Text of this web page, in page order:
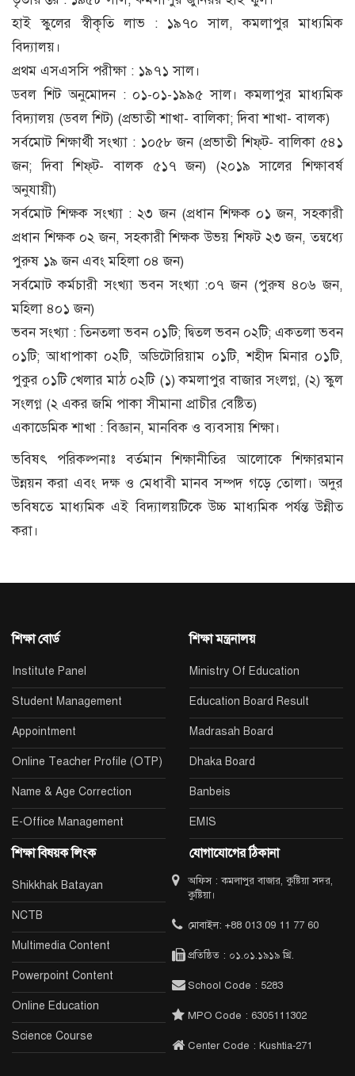
হাই স্কুলের স্বীকৃতি লাভ : ১৯৭০ সাল, কমলাপুর মাধ্যমিক
বিদ্যালয়।
প্রথম এসএসসি পরীক্ষা : ১৯৭১ সাল।
ডবল শিট অনুমোদন : ০১-০১-১৯৯৫ সাল। কমলাপুর মাধ্যমিক
বিদ্যালয় (ডবল শিট) (প্রভাতী শাখা- বালিকা; দিবা শাখা- বালক)
সর্বমোট শিক্ষার্থী সংখ্যা : ১০৫৮ জন (প্রভাতী শিফ্‌ট- বালিকা ৫৪১
জন; দিবা শিফ্‌ট- বালক ৫১৭ জন) (২০১৯ সালের শিক্ষাবর্ষ
অনুযায়ী)
সর্বমোট শিক্ষক সংখ্যা : ২৩ জন (প্রধান শিক্ষক ০১ জন, সহকারী
প্রধান শিক্ষক ০২ জন, সহকারী শিক্ষক উভয় শিফট ২৩ জন, তন্বধ্যে
পুরুষ ১৯ জন এবং মহিলা ০৪ জন)
সর্বমোট কর্মচারী সংখ্যা ভবন সংখ্যা :০৭ জন (পুরুষ ৪০৬ জন,
মহিলা ৪০১ জন)
ভবন সংখ্যা : তিনতলা ভবন ০১টি; দ্বিতল ভবন ০২টি; একতলা ভবন
০১টি; আধাপাকা ০২টি, অডিটোরিয়াম ০১টি, শহীদ মিনার ০১টি,
পুকুর ০১টি খেলার মাঠ ০২টি (১) কমলাপুর বাজার সংলগ্ন, (২) স্কুল
সংলগ্ন (২ একর জমি পাকা সীমানা প্রাচীর বেষ্টিত)
একাডেমিক শাখা : বিজ্ঞান, মানবিক ও ব্যবসায় শিক্ষা।
ভবিষৎ পরিকল্পনাঃ বর্তমান শিক্ষানীতির আলোকে শিক্ষারমান
উন্নয়ন করা এবং দক্ষ ও মেধাবী মানব সম্পদ গড়ে তোলা। অদুর
ভবিষতে মাধ্যমিক এই বিদ্যালয়টিকে উচ্চ মাধ্যমিক পর্যন্ত উন্নীত
করা।
শিক্ষা বোর্ড
Institute Panel
Student Management
Appointment
Online Teacher Profile (OTP)
Name & Age Correction
E-Office Management
শিক্ষা মন্ত্রনালয়
Ministry Of Education
Education Board Result
Madrasah Board
Dhaka Board
Banbeis
EMIS
শিক্ষা বিষয়ক লিংক
Shikkhak Batayan
NCTB
Multimedia Content
Powerpoint Content
Online Education
Science Course
যোগাযোগের ঠিকানা
অফিস : কমলাপুর বাজার, কুষ্টিয়া সদর,
কুষ্টিয়া।
মোবাইল: +88 013 09 11 77 60
প্রতিষ্ঠিত : ০১.০১.১৯১৯ খ্রি.
School Code : 5283
MPO Code : 6305111302
Center Code : Kushtia-271